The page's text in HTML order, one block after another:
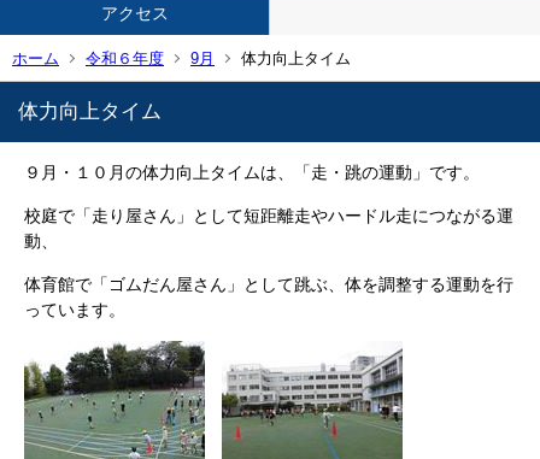
アクセス
ホーム 令和６年度 9月 体力向上タイム
体力向上タイム
９月・１０月の体力向上タイムは、「走・跳の運動」です。
校庭で「走り屋さん」として短距離走やハードル走につながる運
動、
体育館で「ゴムだん屋さん」として跳ぶ、体を調整する運動を行
っています。